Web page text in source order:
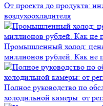
От проекта до продукта:
воздухоохладителя
Промышленный холод:
миллионов рублей. Как не
Полное руководство по
холодильной камеры: от